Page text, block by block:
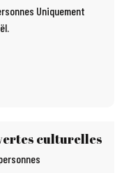
Uniquement
culturelles